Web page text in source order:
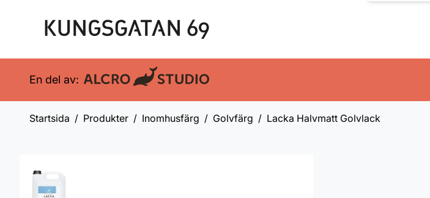
En del av:
Startsida Produkter Inomhusfärg Golvfärg Lacka Halvmatt Golvlack